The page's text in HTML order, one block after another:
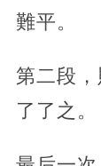
難平。
第二段
了了之。